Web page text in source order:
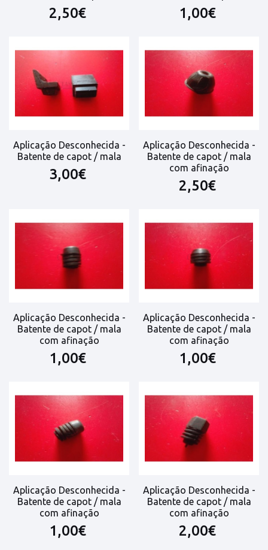
2,50€ 1,00€
Aplicação Desconhecida -
Batente de capot / mala
3,00€
Aplicação Desconhecida -
Batente de capot / mala
com afinação
2,50€
Aplicação Desconhecida -
Batente de capot / mala
com afinação
1,00€
Aplicação Desconhecida -
Batente de capot / mala
com afinação
1,00€
Aplicação Desconhecida -
Batente de capot / mala
com afinação
1,00€
Aplicação Desconhecida -
Batente de capot / mala
com afinação
2,00€